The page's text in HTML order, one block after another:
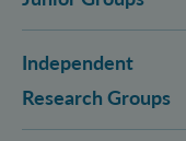
Independent
Research Groups